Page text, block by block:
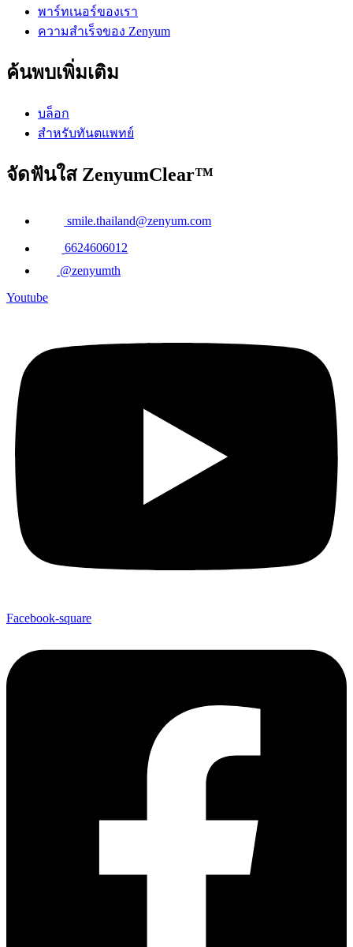
พาร์ทเนอร์ของเรา
ความสำเร็จของ Zenyum
ค้นพบเพิ่มเติม
บล็อก
สำหรับทันตแพทย์
จัดฟันใส ZenyumClear™
smile.thailand@zenyum.com
6624606012
@zenyumth
Youtube
Facebook-square